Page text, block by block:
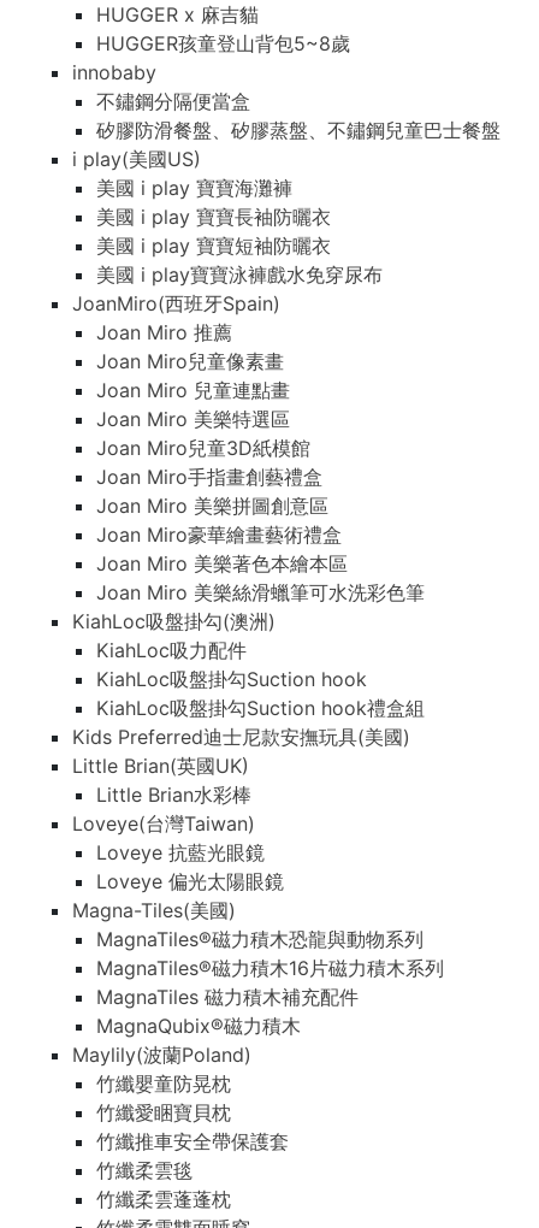
HUGGER x 麻吉貓
HUGGER孩童登山背包5~8歲
innobaby
不鏽鋼分隔便當盒
矽膠防滑餐盤、矽膠蒸盤、不鏽鋼兒童巴士餐盤
i play(美國US)
美國 i play 寶寶海灘褲
美國 i play 寶寶長袖防曬衣
美國 i play 寶寶短袖防曬衣
美國 i play寶寶泳褲戲水免穿尿布
JoanMiro(西班牙Spain)
Joan Miro 推薦
Joan Miro兒童像素畫
Joan Miro 兒童連點畫
Joan Miro 美樂特選區
Joan Miro兒童3D紙模館
Joan Miro手指畫創藝禮盒
Joan Miro 美樂拼圖創意區
Joan Miro豪華繪畫藝術禮盒
Joan Miro 美樂著色本繪本區
Joan Miro 美樂絲滑蠟筆可水洗彩色筆
KiahLoc吸盤掛勾(澳洲)
KiahLoc吸力配件
KiahLoc吸盤掛勾Suction hook
KiahLoc吸盤掛勾Suction hook禮盒組
Kids Preferred迪士尼款安撫玩具(美國)
Little Brian(英國UK)
Little Brian水彩棒
Loveye(台灣Taiwan)
Loveye 抗藍光眼鏡
Loveye 偏光太陽眼鏡
Magna-Tiles(美國)
MagnaTiles®磁力積木恐龍與動物系列
MagnaTiles®磁力積木16片磁力積木系列
MagnaTiles 磁力積木補充配件
MagnaQubix®磁力積木
Maylily(波蘭Poland)
竹纖嬰童防晃枕
竹纖愛睏寶貝枕
竹纖推車安全帶保護套
竹纖柔雲毯
竹纖柔雲蓬蓬枕